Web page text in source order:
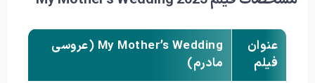
عنوان
فیلم
My Mother’s Wedding (عروسی
مادرم)